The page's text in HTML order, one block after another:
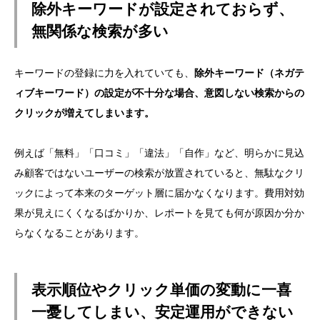
除外キーワードが設定されておらず、
無関係な検索が多い
キーワードの登録に力を入れていても、
除外キーワード（ネガテ
ィブキーワード）の設定が不十分な場合、意図しない検索からの
クリックが増えてしまいます。
例えば「無料」「口コミ」「違法」「自作」など、明らかに見込
み顧客ではないユーザーの検索が放置されていると、無駄なクリ
ックによって本来のターゲット層に届かなくなります。費用対効
果が見えにくくなるばかりか、レポートを見ても何が原因か分か
らなくなることがあります。
表示順位やクリック単価の変動に一喜
一憂してしまい、安定運用ができない